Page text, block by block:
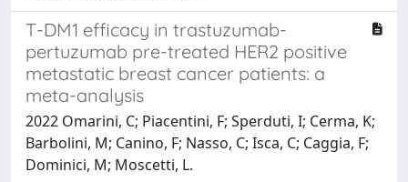
T-DM1 efficacy in trastuzumab-
pertuzumab pre-treated HER2 positive
metastatic breast cancer patients: a
meta-analysis
2022 Omarini, C; Piacentini, F; Sperduti, I; Cerma, K;
Barbolini, M; Canino, F; Nasso, C; Isca, C; Caggia, F;
Dominici, M; Moscetti, L.